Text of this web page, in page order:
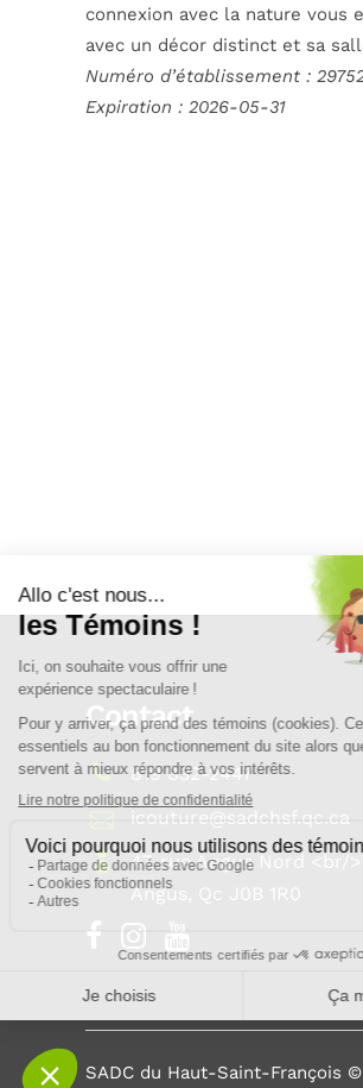
connexion avec la nature vous
avec un décor distinct et sa
Numéro d’établissement :
Expiration : 2026-05-31
Contact
819 832-2447
icouture@sadchsf.qc.ca
47, rue Angus Nord <br/>
Angus, Qc J0B 1R0
SADC du Haut-Saint-François